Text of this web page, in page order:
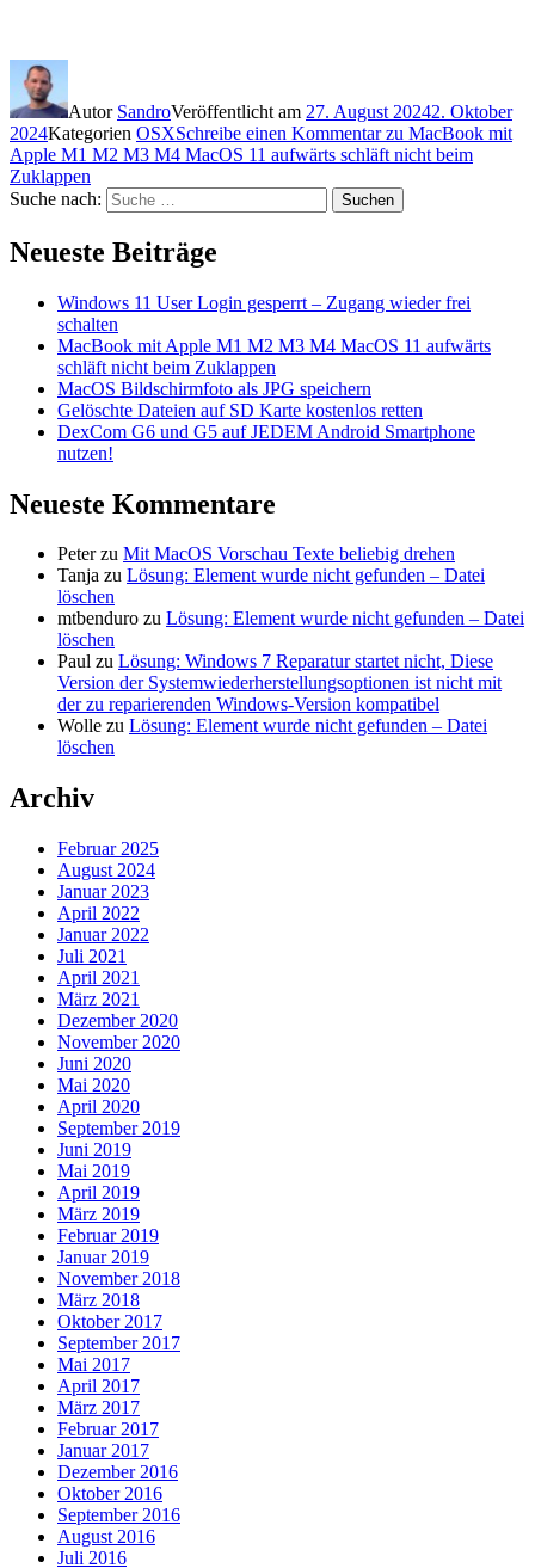
Autor SandroVeröffentlicht am 27. August 20242. Oktober
2024Kategorien OSXSchreibe einen Kommentarzu MacBook mit
Apple M1 M2 M3 M4 MacOS 11 aufwärts schläft nicht beim
Zuklappen
Suche nach:
Suchen
Neueste Beiträge
Windows 11 User Login gesperrt – Zugang wieder frei
schalten
MacBook mit Apple M1 M2 M3 M4 MacOS 11 aufwärts
schläft nicht beim Zuklappen
MacOS Bildschirmfoto als JPG speichern
Gelöschte Dateien auf SD Karte kostenlos retten
DexCom G6 und G5 auf JEDEM Android Smartphone
nutzen!
Neueste Kommentare
Peterzu Mit MacOS Vorschau Texte beliebig drehen
Tanja zu Lösung: Element wurde nicht gefunden – Datei
löschen
mtbenduro zu Lösung: Element wurde nicht gefunden – Datei
löschen
Paul zu Lösung: Windows 7 Reparatur startet nicht, Diese
Version der Systemwiederherstellungsoptionen ist nicht mit
der zu reparierenden Windows-Version kompatibel
Wolle zu Lösung: Element wurde nicht gefunden – Datei
löschen
Archiv
Februar 2025
August 2024
Januar 2023
April 2022
Januar 2022
Juli 2021
April 2021
März 2021
Dezember 2020
November 2020
Juni 2020
Mai 2020
April 2020
September 2019
Juni 2019
Mai 2019
April 2019
März 2019
Februar 2019
Januar 2019
November 2018
März 2018
Oktober 2017
September 2017
Mai 2017
April 2017
März 2017
Februar 2017
Januar 2017
Dezember 2016
Oktober 2016
September 2016
August 2016
Juli 2016